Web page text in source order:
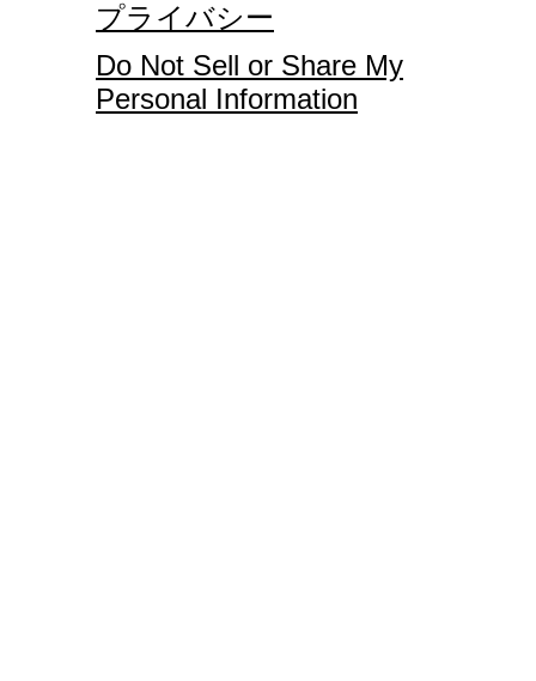
プライバシー
Do Not Sell or Share My
Personal Information